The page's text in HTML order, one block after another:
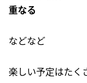
重なる
などなど
楽しい予定はたく